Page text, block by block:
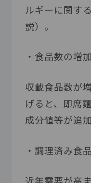
ルギーに関す
説）。
・食品数の増
収載食品数が
げると、即席
成分値等が追
・調理済み食